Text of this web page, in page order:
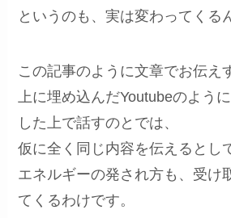
というのも、実は変わってくる
この記事のように文章でお伝え
上に埋め込んだYoutubeのよう
した上で話すのとでは、
仮に全く同じ内容を伝えるとし
エネルギーの発され方も、受け
てくるわけです。